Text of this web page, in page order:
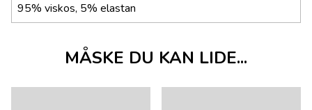
95% viskos, 5% elastan
MÅSKE DU KAN LIDE...